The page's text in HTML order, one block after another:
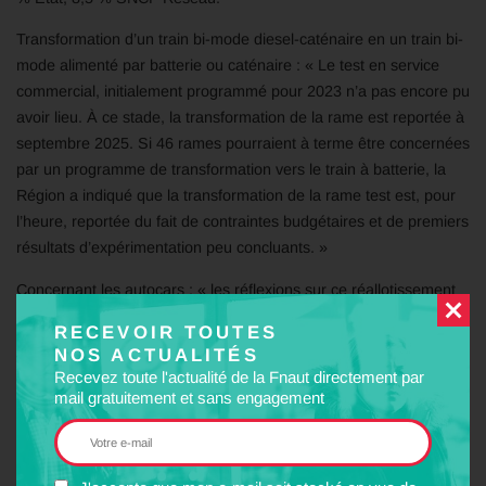
RECEVOIR TOUTES
NOS ACTUALITÉS
Recevez toute l'actualité de la Fnaut directement par
mail gratuitement et sans engagement
Transformation d’un train bi-mode diesel-caténaire en un train bi-
mode alimenté par batterie ou caténaire : « Le test en service
commercial, initialement programmé pour 2023 n’a pas encore pu
avoir lieu. À ce stade, la transformation de la rame est reportée à
septembre 2025. Si 46 rames pourraient à terme être concernées
par un programme de transformation vers le train à batterie, la
Région a indiqué que la transformation de la rame test est, pour
l’heure, reportée du fait de contraintes budgétaires et de premiers
résultats d’expérimentation peu concluants. »
Concernant les autocars : « les réflexions sur ce réallotissement
ne connaissent, pour l’heure, pas d’avancée concrète ;
l’amélioration de la visibilité et de la lisibilité du réseau de lignes
commerciales constitue un enjeu important. »
« En dépit de cette tarification lisible et attractive, l’offre
d’autocars interurbains peine à s’imposer dans le paysage
des mobilités, conservant encore aujourd’hui la vision d’un
usage essentiellement scolaire. Beaucoup d’habitants ignorent